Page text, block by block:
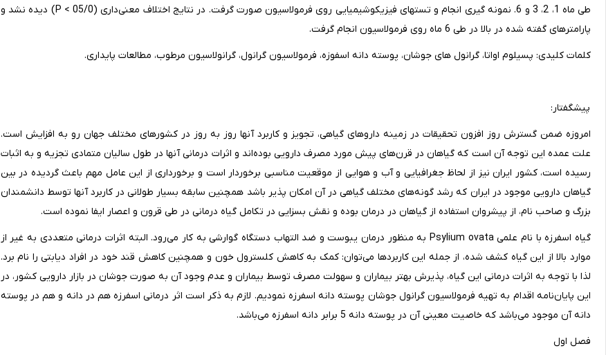
طی ماه 1، 2، 3 و 6. نمونه گیری انجام و تستهای فیزیکوشیمیایی روی فرمولاسیون صورت گرفت. در نتایج اختلاف معنی‌داری (05/0 > P) دیده نشد و
پارامترهای گفته شده در بالا در طی 6 ماه روی فرمولاسیون انجام گرفت.
کلمات کلیدی: پسیلوم اواتا، گرانول های جوشان، پوسته دانه اسفوزه، فرمولاسیون گرانول، گرانولاسیون مرطوب، مطالعات پایداری.
پیشگفتار:
امروزه ضمن گسترش روز افزون تحقیقات در زمینه داروهای گیاهی، تجویز و کاربرد آنها روز به روز در کشورهای مختلف جهان رو به افزایش است.
علت عمده این توجه آن است که گیاهان در قرن‌های پیش مورد مصرف دارویی بوده‌اند و اثرات درمانی آنها در طول سالیان متمادی تجزیه و به اثبات
رسیده است، کشور ایران نیز از لحاظ جغرافیایی و آب و هوایی از موقعیت مناسبی برخوردار است و برخورداری از این عامل مهم باعث گردیده در بین
گیاهان دارویی موجود در ایران که رشد گونه‌های مختلف گیاهی در آن امکان پذیر باشد همچنین سابقه بسیار طولانی در کاربرد آنها توسط دانشمندان
بزرگ و صاحب نام، از پیشروان استفاده از گیاهان در درمان بوده و نقش بسزایی در تکامل گیاه درمانی در طی قرون و اعصار ایفا نموده است.
گیاه اسفرزه با نام علمی Psylium ovata به منظور درمان یبوست و ضد التهاب دستگاه گوارشی به کار می‌رود. البته اثرات درمانی متعددی به غیر از
موارد بالا از این گیاه کشف شده، از جمله این کاربرد‌ها می‌توان: کمک به کاهش کلسترول خون و همچنین کاهش قند خود در افراد دیابتی را نام برد.
لذا با توجه به اثرات درمانی این گیاه، پذیرش بهتر بیماران و سهولت مصرف توسط بیماران و عدم وجود آن به صورت جوشان در بازار دارویی کشور، در
این پایان‌نامه اقدام به تهیه فرمولاسیون گرانول جوشان پوسته دانه اسفرزه نمودیم. لازم به ذکر است اثر درمانی اسفرزه هم در دانه و هم در پوسته
دانه آن موجود می‌باشد که خاصیت معینی آن در پوسته دانه 5 برابر دانه اسفرزه می‌باشد.
فصل اول